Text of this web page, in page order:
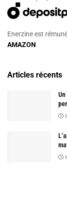
Enerzine est
AMAZON
Articles récents